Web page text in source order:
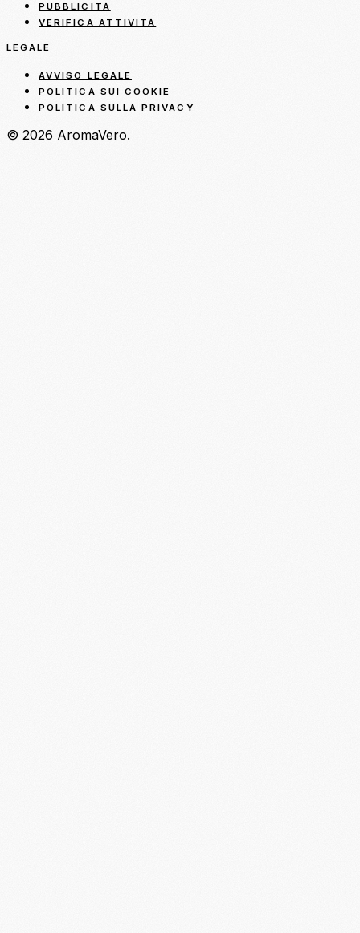
PUBBLICITÀ
VERIFICA ATTIVITÀ
LEGALE
AVVISO LEGALE
POLITICA SUI COOKIE
POLITICA SULLA PRIVACY
© 2026 AromaVero.